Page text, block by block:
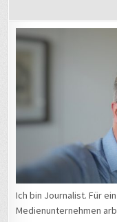
Ich bin Journalist. Für
Medienunternehmen